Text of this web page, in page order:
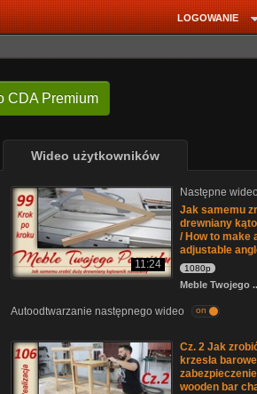
LOGOWANIE
CDA Premium
Wideo użytkowników
11:24
Następne
Jak samemu
drewniany
/ How to make
adjustable
1080p
Meble Twojego
Autoodtwarzanie następnego wideo on
Cz. 2 Jak
krzesła
wooden bar